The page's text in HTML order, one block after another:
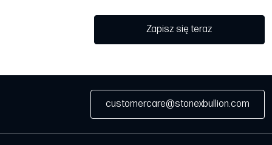
Zapisz się teraz
customercare@stonexbullion.com